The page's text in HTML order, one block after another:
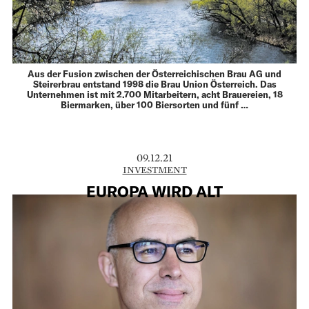
Aus der Fusion zwischen der Österreichischen Brau AG und
Steirerbrau entstand 1998 die Brau Union Österreich. Das
Unternehmen ist mit 2.700 Mitarbeitern, acht Brauereien, 18
Biermarken, über 100 Biersorten und fünf …
09.12.21
INVESTMENT
EUROPA WIRD ALT